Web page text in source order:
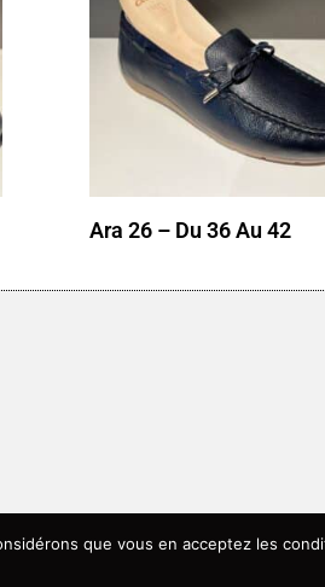
Ara 26 – Du 36 Au 42
que vous en acceptez les